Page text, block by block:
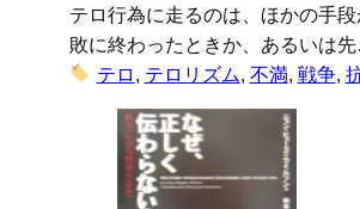
テロ行為に走るのは、ほかの手
敗に終わったときか、あるいは先
テロ
テロリズム 不満, 戦争,